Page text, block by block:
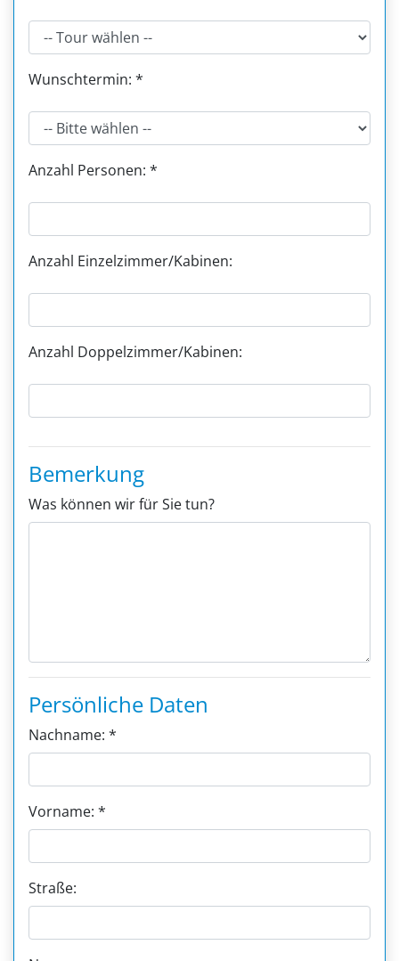
Wunschtermin: *
Anzahl Personen: *
Anzahl Einzelzimmer/Kabinen:
Anzahl Doppelzimmer/Kabinen:
Bemerkung
Was können wir für Sie tun?
Persönliche Daten
Nachname: *
Vorname: *
Straße: